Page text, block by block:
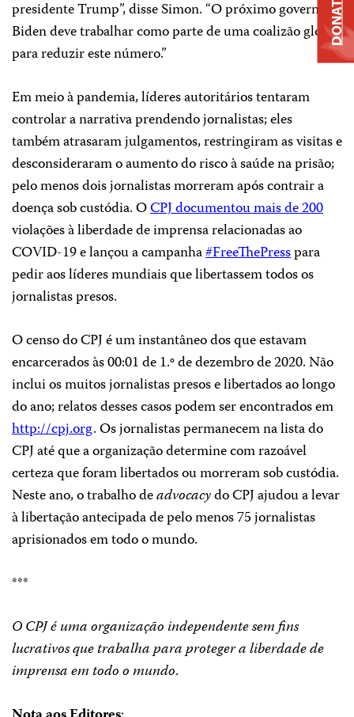
presidente Trump”, disse Simon. “O próximo governo
Biden deve trabalhar como parte de uma coalizão global
para reduzir este número.”
Em meio à pandemia, líderes autoritários tentaram
controlar a narrativa prendendo jornalistas; eles
também atrasaram julgamentos, restringiram as visitas e
desconsideraram o aumento do risco à saúde na prisão;
pelo menos dois jornalistas morreram após contrair a
doença sob custódia. OCPJ documentou mais de 200
violações à liberdade de imprensa relacionadas ao
COVID-19 e lançou a campanha#FreeThePresspara
pedir aos líderes mundiais que libertassem todos os
jornalistas presos.
O censo do CPJ é um instantâneo dos que estavam
encarcerados às 00:01 de 1.º de dezembro de 2020. Não
inclui os muitos jornalistas presos e libertados ao longo
do ano; relatos desses casos podem ser encontrados em
http://cpj.org. Os jornalistas permanecem na lista do
CPJ até que a organização determine com razoável
certeza que foram libertados ou morreram sob custódia.
Neste ano, o trabalho deadvocacydo CPJ ajudou a levar
à libertação antecipada de pelo menos 75 jornalistas
aprisionados em todo o mundo.
***
O CPJ é uma organização independente sem fins
lucrativos que trabalha para proteger a liberdade de
imprensa em todo o mundo.
DONATE